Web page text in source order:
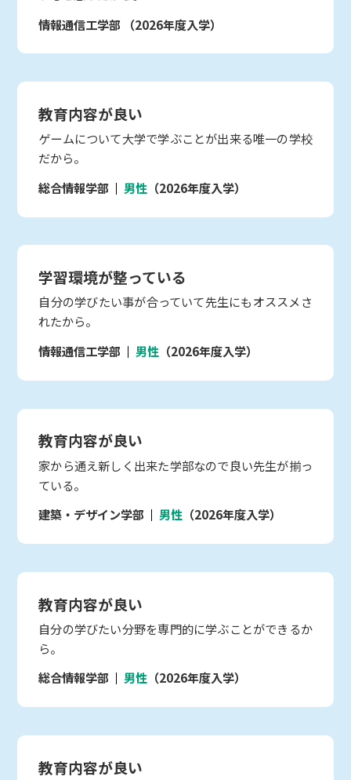
情報通信工学部
（2026年度入学）
教育内容が良い
ゲームについて大学で学ぶことが出来る唯一の学校
だから。
総合情報学部
男性 （2026年度入学）
学習環境が整っている
自分の学びたい事が合っていて先生にもオススメさ
れたから。
情報通信工学部
男性 （2026年度入学）
教育内容が良い
家から通え新しく出来た学部なので良い先生が揃っ
ている。
建築・デザイン学部
男性 （2026年度入学）
教育内容が良い
自分の学びたい分野を専門的に学ぶことができるか
ら。
総合情報学部
男性 （2026年度入学）
教育内容が良い